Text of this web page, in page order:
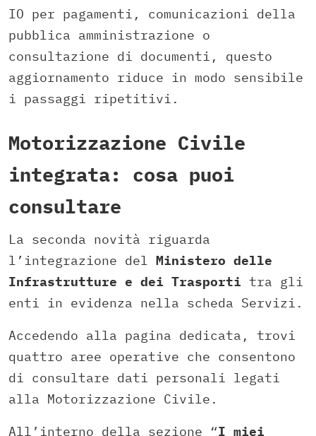
IO per pagamenti, comunicazioni della
pubblica amministrazione o
consultazione di documenti, questo
aggiornamento riduce in modo sensibile
i passaggi ripetitivi.
Motorizzazione Civile
integrata: cosa puoi
consultare
La seconda novità riguarda
l’integrazione del Ministero delle
Infrastrutture e dei Trasporti tra gli
enti in evidenza nella scheda Servizi.
Accedendo alla pagina dedicata, trovi
quattro aree operative che consentono
di consultare dati personali legati
alla Motorizzazione Civile.
All’interno della sezione “I miei